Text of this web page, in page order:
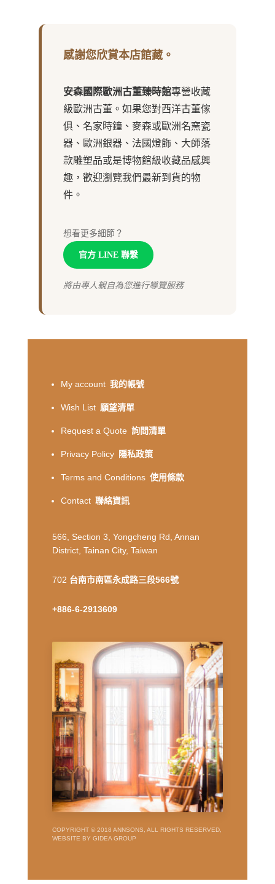
感謝您欣賞本店館藏。
安森國際歐洲古董臻時館專營收藏
級歐洲古董。如果您對西洋古董傢
俱、名家時鐘、麥森或歐洲名窯瓷
器、歐洲銀器、法國燈飾、大師落
款雕塑品或是博物館級收藏品感興
趣，歡迎瀏覽我們最新到貨的物
件。
想看更多細節？
官方 LINE 聯繫
將由專人親自為您進行導覽服務
My account 我的帳號
Wish List 願望清單
Request a Quote 詢問清單
Privacy Policy 隱私政策
Terms and Conditions 使用條款
Contact 聯絡資訊
566, Section 3, Yongcheng Rd, Annan
District, Tainan City, Taiwan
702 台南市南區永成路三段566號
+886-6-2913609
COPYRIGHT © 2018 ANNSONS, ALL RIGHTS RESERVED,
WEBSITE BY GIDEA GROUP